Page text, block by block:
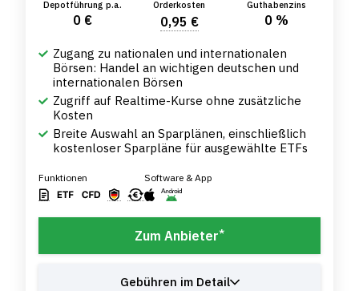
Depotführung p.a.
0 €
Orderkosten
0,95 €
Guthabenzins
0 %
Zugang zu nationalen und internationalen
Börsen: Handel an wichtigen deutschen und
internationalen Börsen
Zugriff auf Realtime-Kurse ohne zusätzliche
Kosten
Breite Auswahl an Sparplänen, einschließlich
kostenloser Sparpläne für ausgewählte ETFs
Funktionen Software & App
Zum Anbieter*
Gebühren im Detail